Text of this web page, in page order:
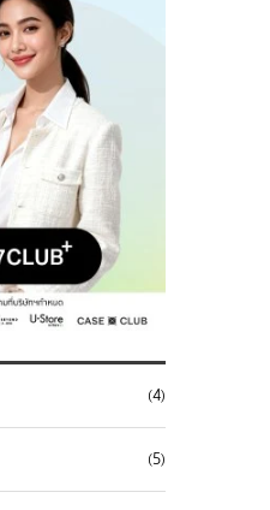
(4)
(5)